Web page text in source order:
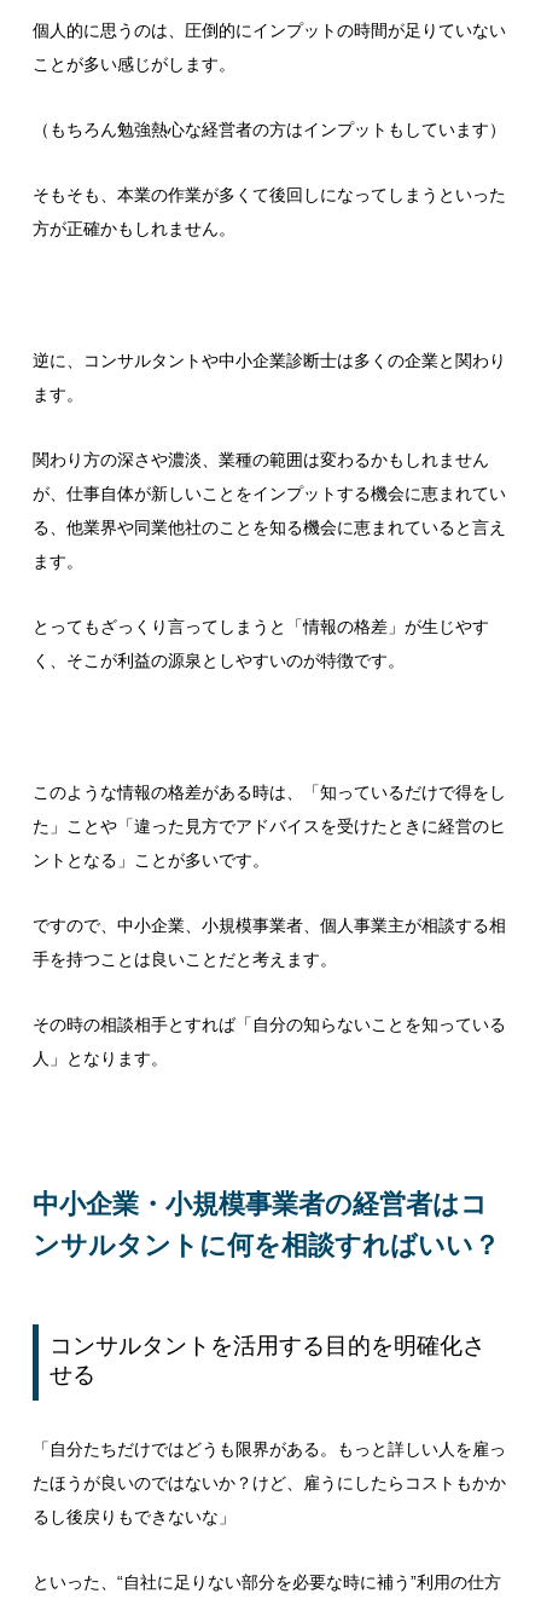
個人的に思うのは、圧倒的にインプットの時間が足りていない
ことが多い感じがします。
（もちろん勉強熱心な経営者の方はインプットもしています）
そもそも、本業の作業が多くて後回しになってしまうといった
方が正確かもしれません。
逆に、コンサルタントや中小企業診断士は多くの企業と関わり
ます。
関わり方の深さや濃淡、業種の範囲は変わるかもしれません
が、仕事自体が新しいことをインプットする機会に恵まれてい
る、他業界や同業他社のことを知る機会に恵まれていると言え
ます。
とってもざっくり言ってしまうと「情報の格差」が生じやす
く、そこが利益の源泉としやすいのが特徴です。
このような情報の格差がある時は、「知っているだけで得をし
た」ことや「違った見方でアドバイスを受けたときに経営のヒ
ントとなる」ことが多いです。
ですので、中小企業、小規模事業者、個人事業主が相談する相
手を持つことは良いことだと考えます。
その時の相談相手とすれば「自分の知らないことを知っている
人」となります。
中小企業・小規模事業者の経営者はコ
ンサルタントに何を相談すればいい？
コンサルタントを活用する目的を明確化さ
せる
「自分たちだけではどうも限界がある。もっと詳しい人を雇っ
たほうが良いのではないか？けど、雇うにしたらコストもかか
るし後戻りもできないな」
といった、“自社に足りない部分を必要な時に補う”利用の仕方